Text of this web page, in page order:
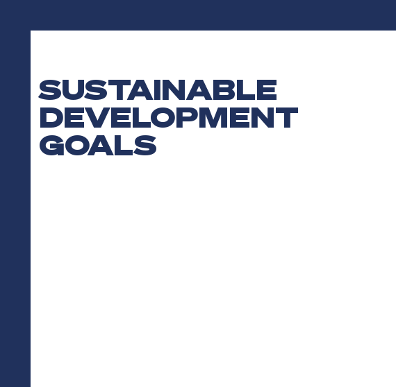
SUSTAINABLE
DEVELOPMENT
GOALS